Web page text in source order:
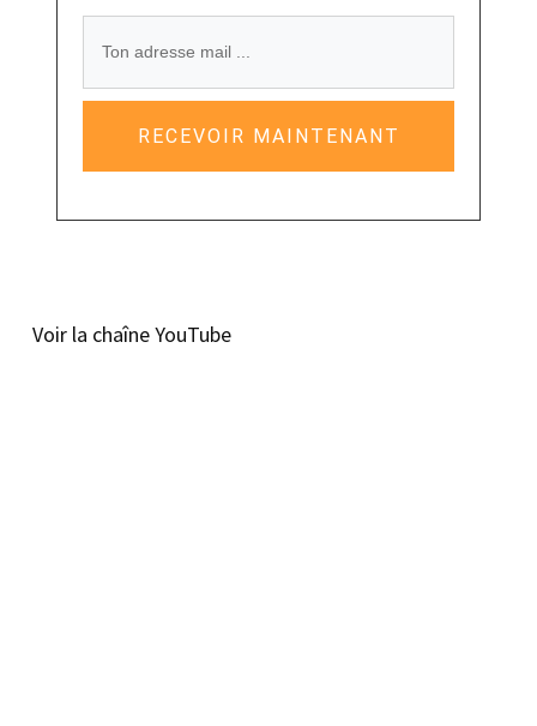
RECEVOIR MAINTENANT
Voir la chaîne YouTube